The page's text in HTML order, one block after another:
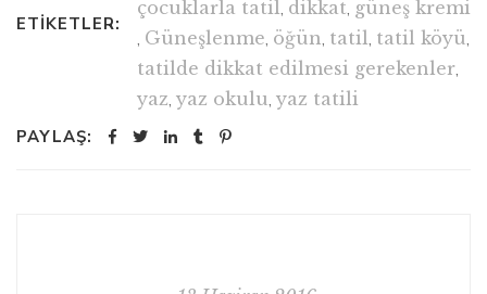
ETIKETLER:
çocuklarla tatil, dikkat, güneş kremi
, Güneşlenme, öğün, tatil, tatil köyü,
tatilde dikkat edilmesi gerekenler,
yaz, yaz okulu, yaz tatili
PAYLAŞ: